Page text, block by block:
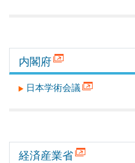
内閣府
日本学術会議
経済産業省